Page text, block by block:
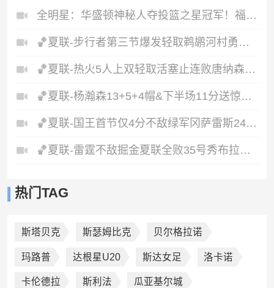
全明星：华盛顿神秘人夺投篮之星冠军！福德夺得三分大赛冠军！
🏀夏联-步行者第三节爆发轻取鹈鹕河村勇辉5+5+12斯劳森22分
🏀夏联-热火5人上双轻取活塞止连败唐纳森20+8+10奥科里27分
🏀夏联-杨瀚森13+5+4帽&下半场11分送惊艳妙传开拓者力克掘金
🏀夏联-国王首节仅4分不敌绿军冈萨雷斯24+10+5塞纳克10+12
🏀夏联-雷霆不敌掘金夏联全败35号秀布拉齐尔32+6马拉14+7+6
热门TAG
斯塔贝克 斯瑟姆比克 贝尔格拉诺
玛路普 达根星U20 斯达女足 洛卡诺
卡伦德拉 斯利法 瓜亚基尔城